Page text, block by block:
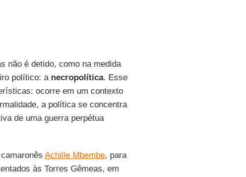
não é detido, como na medida
político: a necropolítica. Esse
ocorre em um contexto
a política se concentra
de uma guerra perpétua
Achille Mbembe, para
às Torres Gêmeas, em